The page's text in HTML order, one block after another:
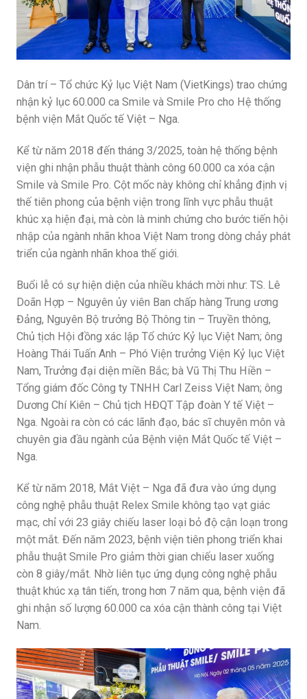
Dân trí – Tổ chức Kỷ lục Việt Nam (VietKings) trao chứng
nhận kỷ lục 60.000 ca Smile và Smile Pro cho Hệ thống
bệnh viện Mắt Quốc tế Việt – Nga.
Kể từ năm 2018 đến tháng 3/2025, toàn hệ thống bệnh
viện ghi nhận phẫu thuật thành công 60.000 ca xóa cận
Smile và Smile Pro. Cột mốc này không chỉ khẳng định vị
thế tiên phong của bệnh viện trong lĩnh vực phẫu thuật
khúc xạ hiện đại, mà còn là minh chứng cho bước tiến hội
nhập của ngành nhãn khoa Việt Nam trong dòng chảy phát
triển của ngành nhãn khoa thế giới.
Buổi lễ có sự hiện diện của nhiều khách mời như: TS. Lê
Doãn Hợp – Nguyên ủy viên Ban chấp hàng Trung ương
Đảng, Nguyên Bộ trưởng Bộ Thông tin – Truyền thông,
Chủ tịch Hội đồng xác lập Tổ chức Kỷ lục Việt Nam; ông
Hoàng Thái Tuấn Anh – Phó Viện trưởng Viện Kỷ lục Việt
Nam, Trưởng đại diện miền Bắc; bà Vũ Thị Thu Hiền –
Tổng giám đốc Công ty TNHH Carl Zeiss Việt Nam; ông
Dương Chí Kiên – Chủ tịch HĐQT Tập đoàn Y tế Việt –
Nga. Ngoài ra còn có các lãnh đạo, bác sĩ chuyên môn và
chuyên gia đầu ngành của Bệnh viện Mắt Quốc tế Việt –
Nga.
Kể từ năm 2018, Mắt Việt – Nga đã đưa vào ứng dụng
công nghệ phẫu thuật Relex Smile không tạo vạt giác
mạc, chỉ với 23 giây chiếu laser loại bỏ độ cận loạn trong
một mắt. Đến năm 2023, bệnh viện tiên phong triển khai
phẫu thuật Smile Pro giảm thời gian chiếu laser xuống
còn 8 giây/mắt. Nhờ liên tục ứng dụng công nghệ phẫu
thuật khúc xạ tân tiến, trong hơn 7 năm qua, bệnh viện đã
ghi nhận số lượng 60.000 ca xóa cận thành công tại Việt
Nam.